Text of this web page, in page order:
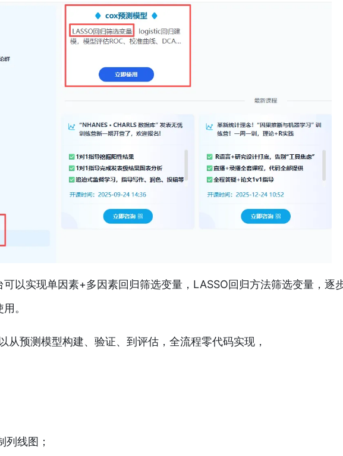
以实现单因素+多因素回归筛选变量，LASSO回归方法筛选变量，逐
。
从预测模型构建、验证、到评估，全流程零代码实现，
列线图；